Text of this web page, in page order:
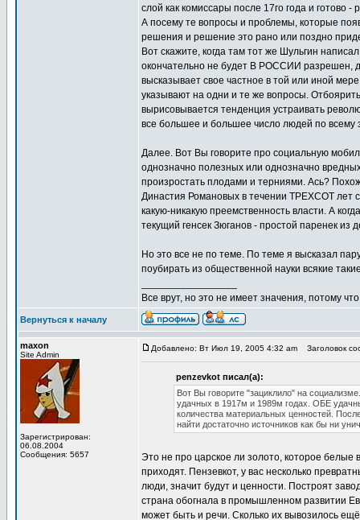
слой как комиссары после 17го года и готово
А посему те вопросы и проблемы, которые
решения и решение это рано или поздно
Вот скажите, когда там тот же Шульгин
окончательно не будет В РОССИИ разрешен,
высказывает свое частное в той или иной
указывают на одни и те же вопросы.
вырисовывается тенденция устраивать
все большее и большее число людей по всему
Далее. Вот Вы говорите про социальную
однозначно полезных или однозначно
произростать плодами и терниями. Ась?
Династия Романовых в течении ТРЕХСОТ лет
какую-никакую преемственность власти. А
текущий генсек Зюганов - простой паренек
Но это все не по теме. По теме я высказал
поубирать из общественной науки всякие
Все врут, но это не имеет значения, потому
Вернуться к началу
maxon
Site Admin
Зарегистрирован:
06.08.2004
Сообщения: 5657
Добавлено: Вт Июл 19, 2005 4:32 am Заголовок
penzevkot писал(а):
Вот Вы говорите "зациклило" на
удачных в 1917м и 1989м годах. ОБЕ
количества материальных ценностей.
найти достаточно источников как бы ни
Это не про царское ли золото, которое
приходят. Пензевкот, у вас несколько
люди, значит будут и ценности. Построят
страна обогнала в промышленном развитии
может быть и речи. Сколько их вывозилось